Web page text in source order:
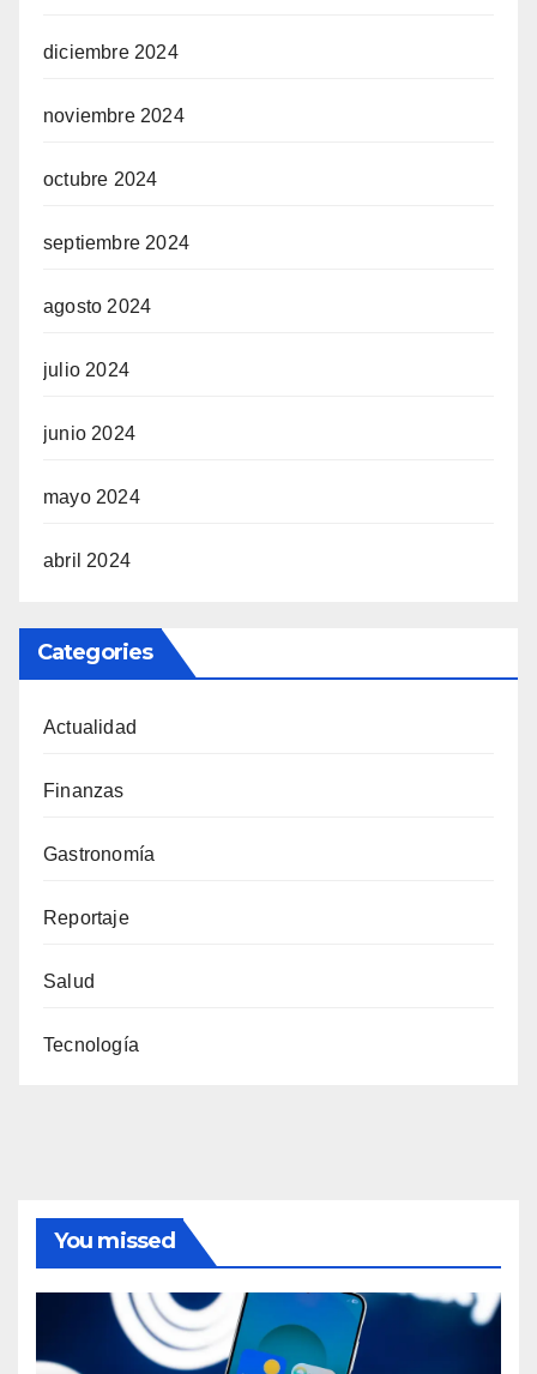
diciembre 2024
noviembre 2024
octubre 2024
septiembre 2024
agosto 2024
julio 2024
junio 2024
mayo 2024
abril 2024
Categories
Actualidad
Finanzas
Gastronomía
Reportaje
Salud
Tecnología
You missed